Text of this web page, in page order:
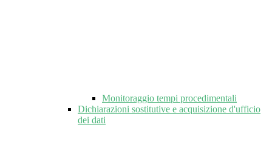
Monitoraggio tempi procedimentali
Dichiarazioni sostitutive e acquisizione d'ufficio
dei dati